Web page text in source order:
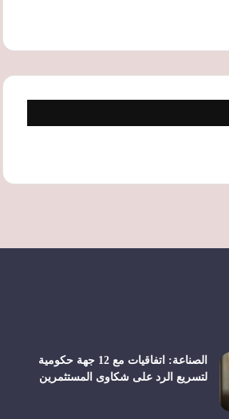
الصناعة: اتفاقيات مع 12 جهة حكومية
لتسريع الرد على شكاوى المستثمرين